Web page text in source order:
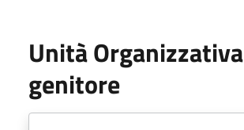
Unità Organizzativa
genitore